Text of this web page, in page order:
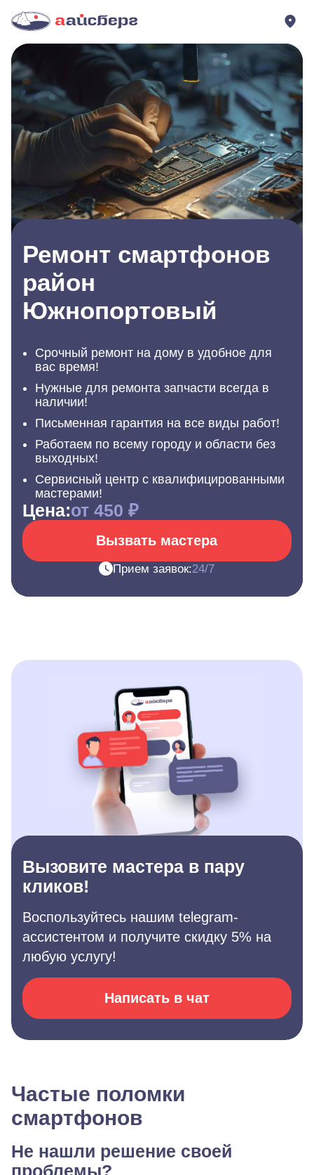
Ремонт смартфонов
район
Южнопортовый
Срочный ремонт на дому в удобное для
вас время!
Нужные для ремонта запчасти всегда в
наличии!
Письменная гарантия на все виды работ!
Работаем по всему городу и области без
выходных!
Сервисный центр с квалифицированными
мастерами!
Цена:от 450 ₽
Вызвать мастера
Прием заявок:24/7
Вызовите мастера в пару
кликов!
Воспользуйтесь нашим telegram-
ассистентом и получите скидку 5% на
любую услугу!
Написать в чат
Частые поломки
смартфонов
Не нашли решение своей
проблемы?